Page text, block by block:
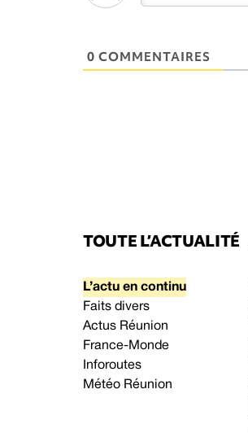
0 COMMENTAIRES
TOUTE L’ACTUALITÉ
L’actu en continu
Faits divers
Actus Réunion
France-Monde
Inforoutes
Météo Réunion